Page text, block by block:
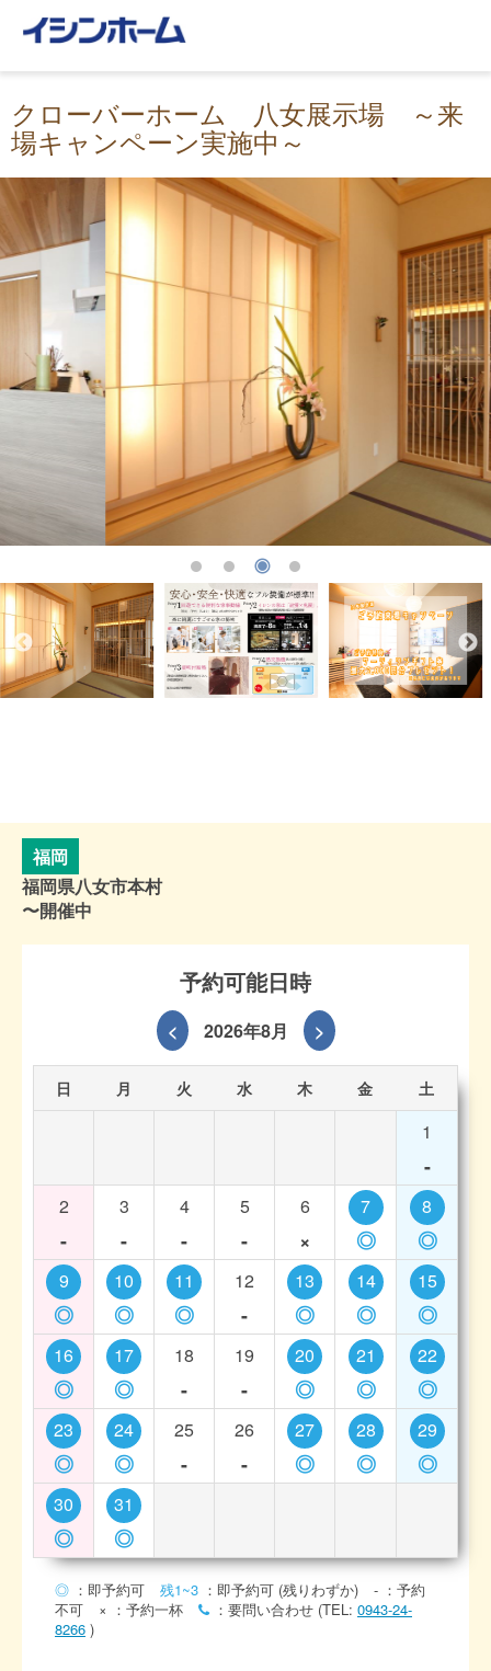
クローバーホーム 八女展示場 ～来
場キャンペーン実施中～
福岡
福岡県八女市本村
〜開催中
予約可能日時
< 2026年8月 >
日 月 火 水 木 金 土
1
-
2
-
3
-
4
-
5
-
6
×
7
◎
8
◎
9
◎
10
◎
11
◎
12
-
13
◎
14
◎
15
◎
16
◎
17
◎
18
-
19
-
20
◎
21
◎
22
◎
23
◎
24
◎
25
-
26
-
27
◎
28
◎
29
◎
30
◎
31
◎
◎ ：即予約可 残1~3 ：即予約可 (残りわずか) - ：予約
不可
× ：予約一杯 ：要問い合わせ (TEL: 0943-24-
8266 )